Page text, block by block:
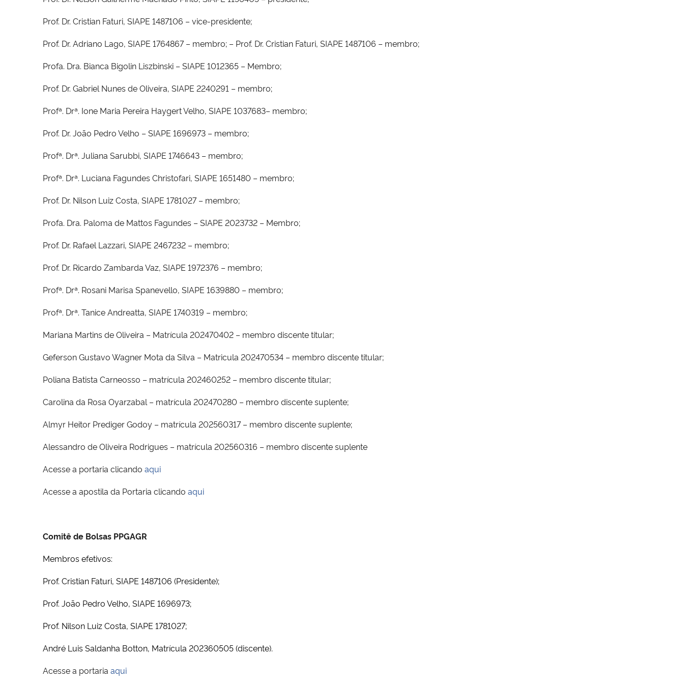
Prof. Dr. Cristian Faturi, SIAPE 1487106 – vice-presidente;
Prof. Dr. Adriano Lago, SIAPE 1764867 – membro; – Prof. Dr. Cristian Faturi, SIAPE 1487106 – membro;
Profa. Dra. Bianca Bigolin Liszbinski – SIAPE 1012365 – Membro;
Prof. Dr. Gabriel Nunes de Oliveira, SIAPE 2240291 – membro;
Profª. Drª. Ione Maria Pereira Haygert Velho, SIAPE 1037683– membro;
Prof. Dr. João Pedro Velho – SIAPE 1696973 – membro;
Profª. Drª. Juliana Sarubbi, SIAPE 1746643 – membro;
Profª. Drª. Luciana Fagundes Christofari, SIAPE 1651480 – membro;
Prof. Dr. Nilson Luiz Costa, SIAPE 1781027 – membro;
Profa. Dra. Paloma de Mattos Fagundes – SIAPE 2023732 – Membro;
Prof. Dr. Rafael Lazzari, SIAPE 2467232 – membro;
Prof. Dr. Ricardo Zambarda Vaz, SIAPE 1972376 – membro;
Profª. Drª. Rosani Marisa Spanevello, SIAPE 1639880 – membro;
Profª. Drª. Tanice Andreatta, SIAPE 1740319 – membro;
Mariana Martins de Oliveira – Matrícula 202470402 – membro discente titular;
Geferson Gustavo Wagner Mota da Silva – Matricula 202470534 – membro discente titular;
Poliana Batista Carneosso – matrícula 202460252 – membro discente titular;
Carolina da Rosa Oyarzabal – matrícula 202470280 – membro discente suplente;
Almyr Heitor Prediger Godoy – matrícula 202560317 – membro discente suplente;
Alessandro de Oliveira Rodrigues – matrícula 202560316 – membro discente suplente
Acesse a portaria clicando aqui
Acesse a apostila da Portaria clicando aqui
Comitê de Bolsas PPGAGR
Membros efetivos:
Prof. Cristian Faturi, SIAPE 1487106 (Presidente);
Prof. João Pedro Velho, SIAPE 1696973;
Prof. Nilson Luiz Costa, SIAPE 1781027;
André Luis Saldanha Botton, Matrícula 202360505 (discente).
Acesse a portaria aqui